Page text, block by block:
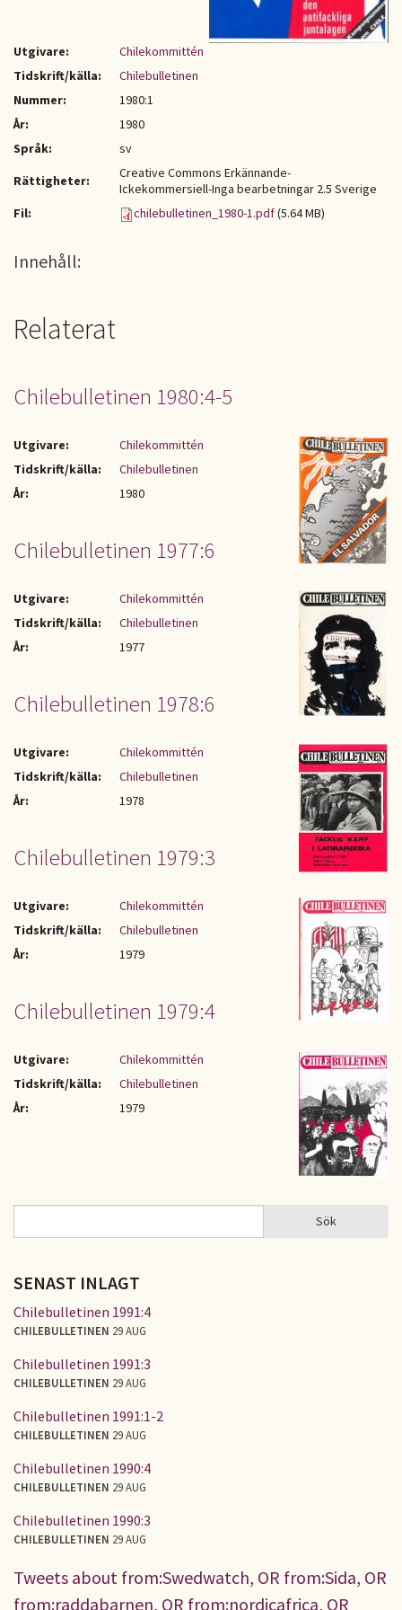
Utgivare:
Chilekommittén
Tidskrift/källa:
Chilebulletinen
Nummer:
1980:1
År:
1980
Språk:
sv
Rättigheter:
Creative Commons Erkännande-
Ickekommersiell-Inga bearbetningar 2.5 Sverige
Fil:
chilebulletinen_1980-1.pdf(5.64 MB)
Innehåll:
Relaterat
Chilebulletinen 1980:4-5
Utgivare:
Chilekommittén
Tidskrift/källa:
Chilebulletinen
År:
1980
Chilebulletinen 1977:6
Utgivare:
Chilekommittén
Tidskrift/källa:
Chilebulletinen
År:
1977
Chilebulletinen 1978:6
Utgivare:
Chilekommittén
Tidskrift/källa:
Chilebulletinen
År:
1978
Chilebulletinen 1979:3
Utgivare:
Chilekommittén
Tidskrift/källa:
Chilebulletinen
År:
1979
Chilebulletinen 1979:4
Utgivare:
Chilekommittén
Tidskrift/källa:
Chilebulletinen
År:
1979
SÖKFORMULÄR Sök
SENAST INLAGT
Chilebulletinen 1991:4
CHILEBULLETINEN 29 AUG
Chilebulletinen 1991:3
CHILEBULLETINEN 29 AUG
Chilebulletinen 1991:1-2
CHILEBULLETINEN 29 AUG
Chilebulletinen 1990:4
CHILEBULLETINEN 29 AUG
Chilebulletinen 1990:3
CHILEBULLETINEN 29 AUG
Tweets about from:Swedwatch, OR from:Sida, OR
from:raddabarnen, OR from:nordicafrica, OR